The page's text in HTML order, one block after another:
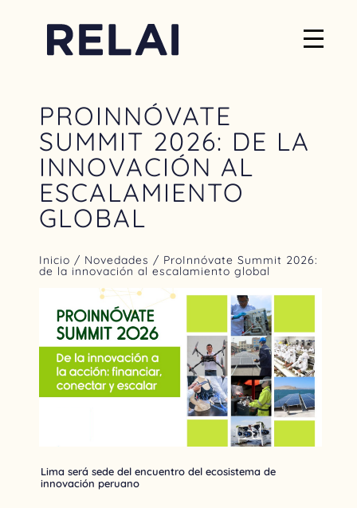
PROINNÓVATE
SUMMIT 2026: DE LA
INNOVACIÓN AL
ESCALAMIENTO
GLOBAL
Inicio / Novedades / ProInnóvate Summit 2026:
de la innovación al escalamiento global
Lima será sede del encuentro del ecosistema de
innovación peruano